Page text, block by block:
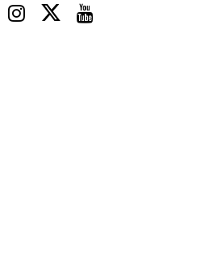
Facebook
Instagram
Twitter